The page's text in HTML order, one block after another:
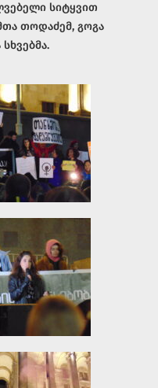
სიტყვით
თოდაძემ, გოგა